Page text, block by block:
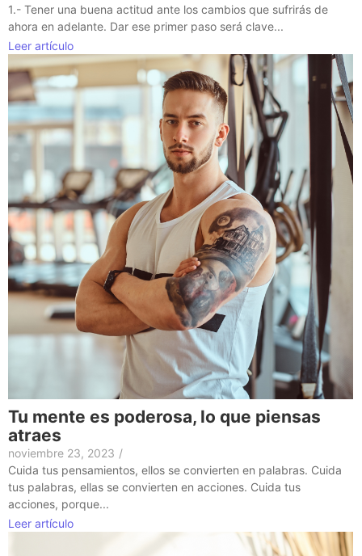
1.- Tener una buena actitud ante los cambios que sufrirás de
ahora en adelante. Dar ese primer paso será clave...
Leer artículo
Tu mente es poderosa, lo que piensas
atraes
noviembre 23, 2023 /
Cuida tus pensamientos, ellos se convierten en palabras. Cuida
tus palabras, ellas se convierten en acciones. Cuida tus
acciones, porque...
Leer artículo